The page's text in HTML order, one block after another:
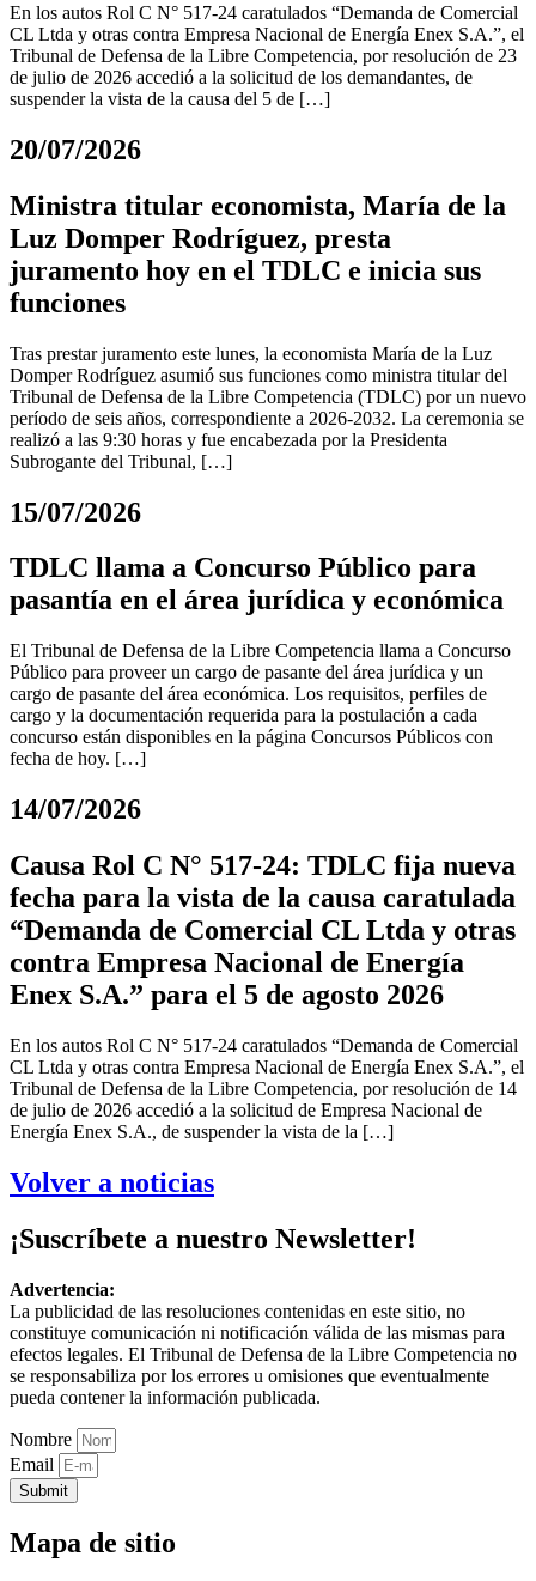
En los autos Rol C N° 517-24 caratulados “Demanda de Comercial
CL Ltda y otras contra Empresa Nacional de Energía Enex S.A.”, el
Tribunal de Defensa de la Libre Competencia, por resolución de 23
de julio de 2026 accedió a la solicitud de los demandantes, de
suspender la vista de la causa del 5 de […]
20/07/2026
Ministra titular economista, María de la
Luz Domper Rodríguez, presta
juramento hoy en el TDLC e inicia sus
funciones
Tras prestar juramento este lunes, la economista María de la Luz
Domper Rodríguez asumió sus funciones como ministra titular del
Tribunal de Defensa de la Libre Competencia (TDLC) por un nuevo
período de seis años, correspondiente a 2026-2032. La ceremonia se
realizó a las 9:30 horas y fue encabezada por la Presidenta
Subrogante del Tribunal, […]
15/07/2026
TDLC llama a Concurso Público para
pasantía en el área jurídica y económica
El Tribunal de Defensa de la Libre Competencia llama a Concurso
Público para proveer un cargo de pasante del área jurídica y un
cargo de pasante del área económica. Los requisitos, perfiles de
cargo y la documentación requerida para la postulación a cada
concurso están disponibles en la página Concursos Públicos con
fecha de hoy. […]
14/07/2026
Causa Rol C N° 517-24: TDLC fija nueva
fecha para la vista de la causa caratulada
“Demanda de Comercial CL Ltda y otras
contra Empresa Nacional de Energía
Enex S.A.” para el 5 de agosto 2026
En los autos Rol C N° 517-24 caratulados “Demanda de Comercial
CL Ltda y otras contra Empresa Nacional de Energía Enex S.A.”, el
Tribunal de Defensa de la Libre Competencia, por resolución de 14
de julio de 2026 accedió a la solicitud de Empresa Nacional de
Energía Enex S.A., de suspender la vista de la […]
Volver a noticias
¡Suscríbete a nuestro Newsletter!
Advertencia:
La publicidad de las resoluciones contenidas en este sitio, no
constituye comunicación ni notificación válida de las mismas para
efectos legales. El Tribunal de Defensa de la Libre Competencia no
se responsabiliza por los errores u omisiones que eventualmente
pueda contener la información publicada.
Nombre
Email
Submit
Mapa de sitio